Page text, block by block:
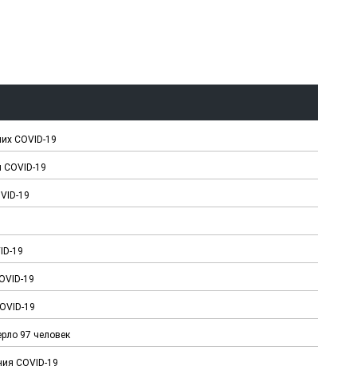
COVID-19
19
19
19
19
19
97 человек
COVID-19